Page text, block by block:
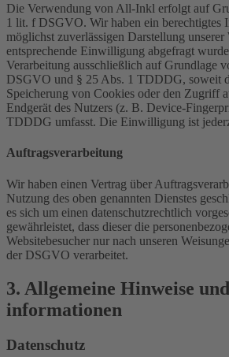
Die Verwendung von All-Inkl erfolgt auf
1 lit. f DSGVO. Wir haben ein berechtigtes
möglichst zuverlässigen Darstellung unserer
entsprechende Einwilligung abgefragt
Verarbeitung ausschließlich auf Grundlage
DSGVO und § 25 Abs. 1 TDDDG, soweit
Speicherung von Cookies oder den Zugriff
Endgerät des Nutzers (z. B. Device-
TDDDG umfasst. Die Einwilligung ist
Auftragsverarbeitung
Wir haben einen Vertrag über
Nutzung des oben genannten Dienstes
es sich um einen datenschutzrechtlich
gewährleistet, dass dieser die
Websitebesucher nur nach unseren
der DSGVO verarbeitet.
3. Allgemeine Hinweise
informationen
Datenschutz